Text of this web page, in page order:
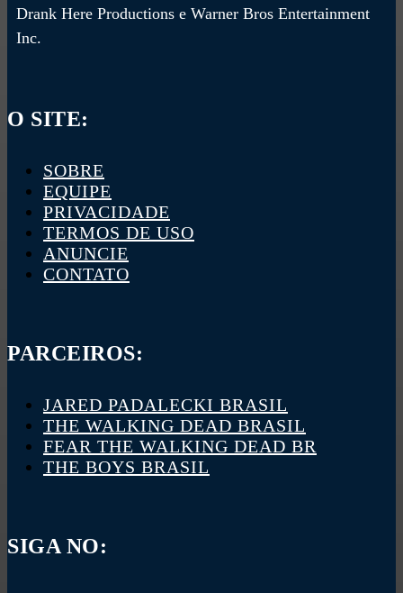
Drank Here Productions e Warner Bros Entertainment
Inc.
O SITE:
SOBRE
EQUIPE
PRIVACIDADE
TERMOS DE USO
ANUNCIE
CONTATO
PARCEIROS:
JARED PADALECKI BRASIL
THE WALKING DEAD BRASIL
FEAR THE WALKING DEAD BR
THE BOYS BRASIL
SIGA NO: